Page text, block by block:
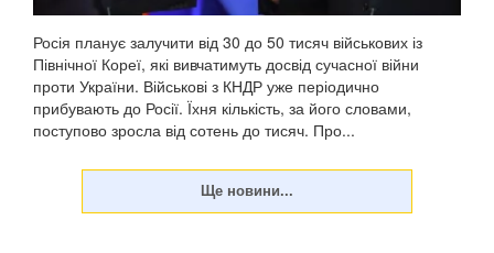
Росія планує залучити від 30 до 50 тисяч військових із
Північної Кореї, які вивчатимуть досвід сучасної війни
проти України. Військові з КНДР уже періодично
прибувають до Росії. Їхня кількість, за його словами,
поступово зросла від сотень до тисяч. Про...